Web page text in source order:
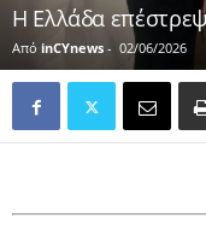
Η Ελλάδα
Από inCYnews - 02/06/2026